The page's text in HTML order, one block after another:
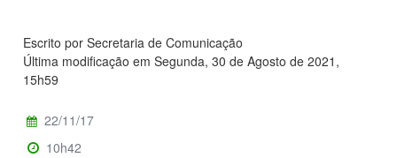
Escrito por Secretaria de Comunicação
Última modificação em Segunda, 30 de Agosto de 2021,
15h59
22/11/17
10h42